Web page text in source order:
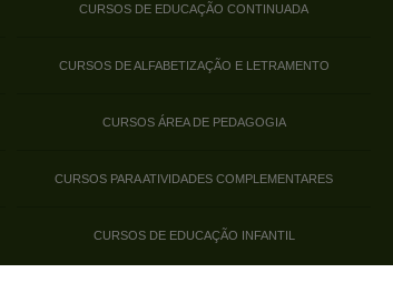
CURSOS DE EDUCAÇÃO CONTINUADA
CURSOS DE ALFABETIZAÇÃO E LETRAMENTO
CURSOS ÁREA DE PEDAGOGIA
CURSOS PARA ATIVIDADES COMPLEMENTARES
CURSOS DE EDUCAÇÃO INFANTIL